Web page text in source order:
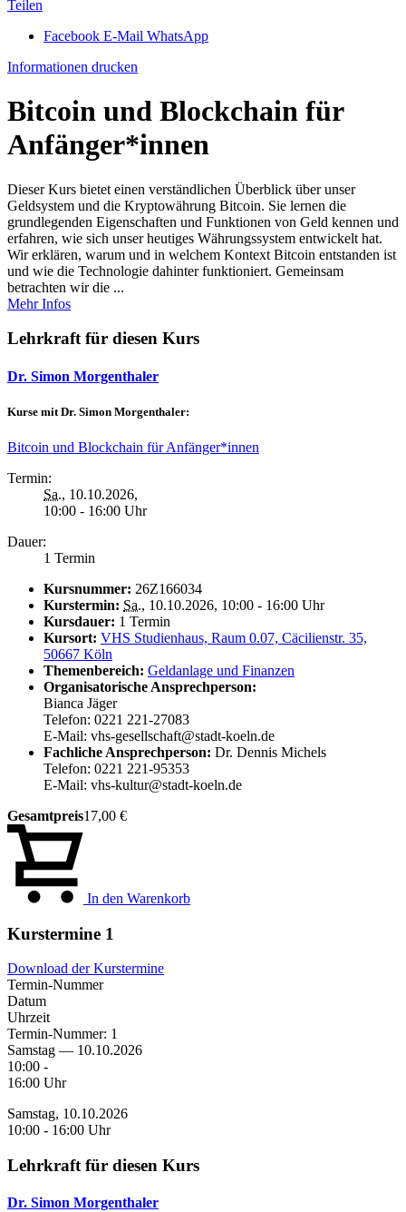
Teilen
Facebook E-Mail WhatsApp
Informationen drucken
Bitcoin und Blockchain für
Anfänger*innen
Dieser Kurs bietet einen verständlichen Überblick über unser
Geldsystem und die Kryptowährung Bitcoin. Sie lernen die
grundlegenden Eigenschaften und Funktionen von Geld kennen und
erfahren, wie sich unser heutiges Währungssystem entwickelt hat.
Wir erklären, warum und in welchem Kontext Bitcoin entstanden ist
und wie die Technologie dahinter funktioniert. Gemeinsam
betrachten wir die ...
Mehr Infos
Lehrkraft für diesen Kurs
Dr. Simon Morgenthaler
Kurse mit Dr. Simon Morgenthaler:
Bitcoin und Blockchain für Anfänger*innen
Termin:
Sa., 10.10.2026,
10:00 - 16:00 Uhr
Dauer:
1 Termin
Kursnummer: 26Z166034
Kurstermin: Sa., 10.10.2026, 10:00 - 16:00 Uhr
Kursdauer: 1 Termin
Kursort: VHS Studienhaus, Raum 0.07, Cäcilienstr. 35,
50667 Köln
Themenbereich: Geldanlage und Finanzen
Organisatorische Ansprechperson:
Bianca Jäger
Telefon: 0221 221-27083
E-Mail: vhs-gesellschaft@stadt-koeln.de
Fachliche Ansprechperson: Dr. Dennis Michels
Telefon: 0221 221-95353
E-Mail: vhs-kultur@stadt-koeln.de
Gesamtpreis17,00 €
In den Warenkorb
Kurstermine 1
Download der Kurstermine
Termin-Nummer
Datum
Uhrzeit
Termin-Nummer: 1
Samstag — 10.10.2026
10:00 -
16:00 Uhr
Samstag, 10.10.2026
10:00 - 16:00 Uhr
Lehrkraft für diesen Kurs
Dr. Simon Morgenthaler